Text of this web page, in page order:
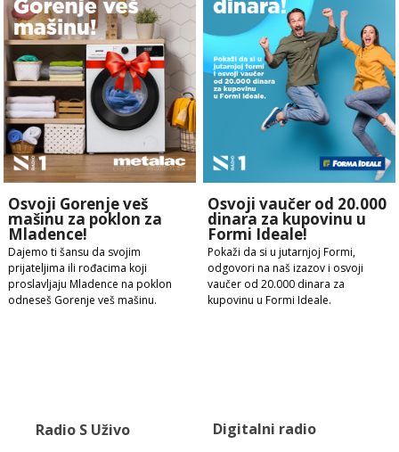
Osvoji Gorenje veš
mašinu za poklon za
Mladence!
Dajemo ti šansu da svojim
prijateljima ili rođacima koji
proslavljaju Mladence na poklon
odneseš Gorenje veš mašinu.
Osvoji vaučer od 20.000
dinara za kupovinu u
Formi Ideale!
Pokaži da si u jutarnjoj Formi,
odgovori na naš izazov i osvoji
vaučer od 20.000 dinara za
kupovinu u Formi Ideale.
Radio S Uživo Digitalni radio